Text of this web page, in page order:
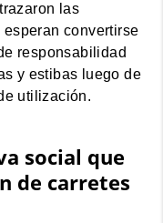
las
convertirse
responsabilidad
y estibas luego de
utilización.
social que
de carretes